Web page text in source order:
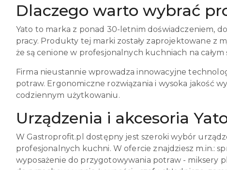
Dlaczego warto wybrać
Yato to marka z ponad 30-letnim doświadczeniem,
pracy. Produkty tej marki zostały zaprojektowane z
że są cenione w profesjonalnych kuchniach na całym
Firma nieustannie wprowadza innowacyjne
potraw. Ergonomiczne rozwiązania i wysoka jakość
codziennym użytkowaniu.
Urządzenia i akcesoria
W Gastroprofit.pl dostępny jest szeroki wybór
profesjonalnych kuchni. W ofercie znajdziesz m.in.:
wyposażenie do przygotowywania potraw - miksery